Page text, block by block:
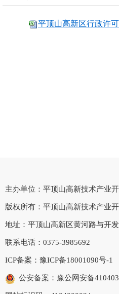
平顶山高新区行政许
主办单位：平顶山高新技术产业
版权所有：平顶山高新技术产业
地址：平顶山高新区黄河路与开
联系电话：0375-3985692
ICP备案： 豫ICP备18001090号-1
公安备案：豫公网安备